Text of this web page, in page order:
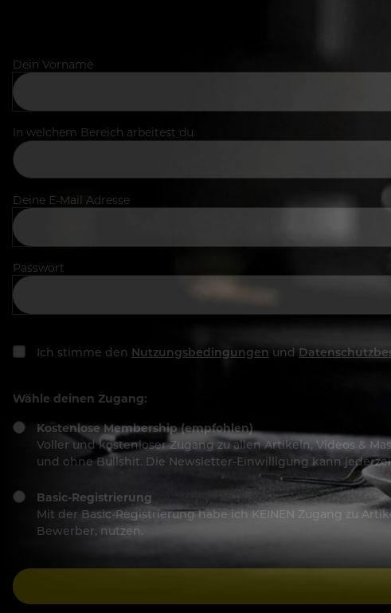
Dein Vorname
In welchem Bereich arbeitest du
Deine E-Mail Adresse
Passwort
Ich stimme den Nutzungsbedingungen und
Wähle deinen Zugang:
Kostenlose Membership (empfohlen)
Voller und kostenloser Zugang zu allen Artikeln, Videos &
und ohne Bullshit. Die Newsletter-Einwilligung kann
Basic-Registrierung
Mit der Basic-Registrierung habe ich KEINEN Zugang zu
Bewerber, nutzen.